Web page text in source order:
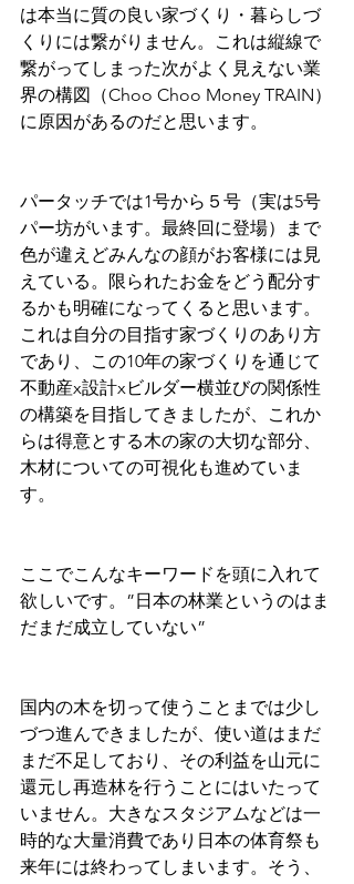
は本当に質の良い家づくり・暮らしづ
くりには繋がりません。これは縦線で
繋がってしまった次がよく見えない業
界の構図（Choo Choo Money TRAIN）
に原因があるのだと思います。
パータッチでは1号から５号（実は5号
パー坊がいます。最終回に登場）まで
色が違えどみんなの顔がお客様には見
えている。限られたお金をどう配分す
るかも明確になってくると思います。
これは自分の目指す家づくりのあり方
であり、この10年の家づくりを通じて
不動産x設計xビルダー横並びの関係性
の構築を目指してきましたが、これか
らは得意とする木の家の大切な部分、
木材についての可視化も進めていま
す。
ここでこんなキーワードを頭に入れて
欲しいです。”日本の林業というのはま
だまだ成立していない”
国内の木を切って使うことまでは少し
づつ進んできましたが、使い道はまだ
まだ不足しており、その利益を山元に
還元し再造林を行うことにはいたって
いません。大きなスタジアムなどは一
時的な大量消費であり日本の体育祭も
来年には終わってしまいます。そう、